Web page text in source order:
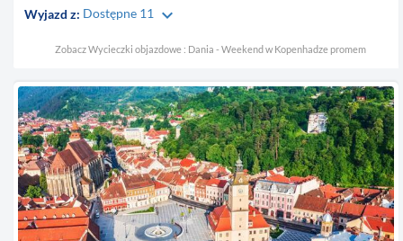
Wyjazd z: Dostępne 11 keyboard_arrow_down
Zobacz Wycieczki objazdowe : Dania - Weekend w Kopenhadze promem